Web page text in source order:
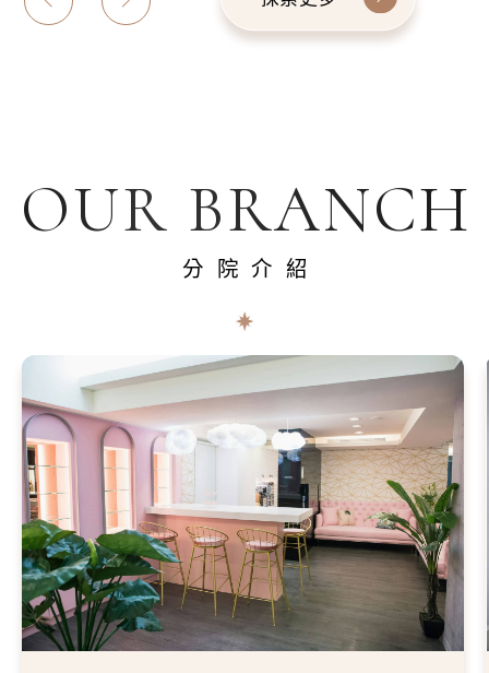
OUR BRANCH
分院介紹